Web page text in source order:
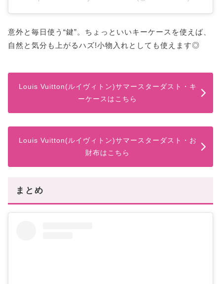
意外と毎日使う“鍵”。ちょっといいキーケースを使えば、
自然と気分も上がるハズ!小物入れとしても使えます◎
Louis Vuitton(ルイヴィトン)サマースターダスト・キ
ーケースはこちら
Louis Vuitton(ルイヴィトン)サマースターダスト・お
財布はこちら
まとめ